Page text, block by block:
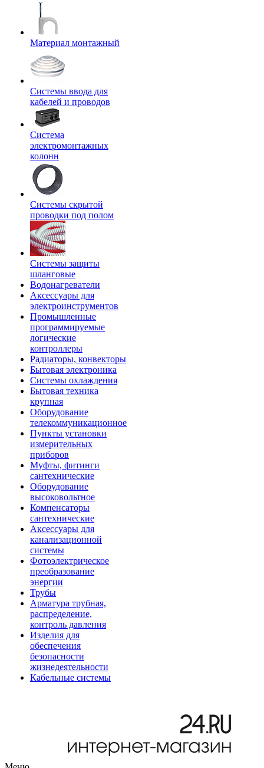
Материал монтажный
Системы ввода для
кабелей и проводов
Система
электромонтажных
колонн
Системы скрытой
проводки под полом
Системы защиты
шланговые
Водонагреватели
Аксессуары для
электроинструментов
Промышленные
программируемые
логические
контроллеры
Радиаторы, конвекторы
Бытовая электроника
Системы охлаждения
Бытовая техника
крупная
Оборудование
телекоммуникационное
Пункты установки
измерительных
приборов
Муфты, фитинги
сантехнические
Оборудование
высоковольтное
Компенсаторы
сантехнические
Аксессуары для
канализационной
системы
Фотоэлектрическое
преобразование
энергии
Трубы
Арматура трубная,
распределение,
контроль давления
Изделия для
обеспечения
безопасности
жизнедеятельности
Кабельные системы